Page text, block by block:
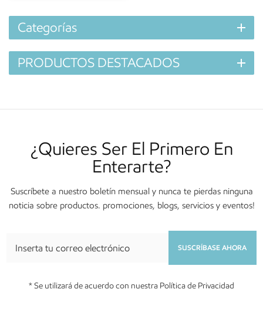
Categorías
PRODUCTOS DESTACADOS
¿Quieres Ser El Primero En
Enterarte?
Suscríbete a nuestro boletín mensual y nunca te pierdas ninguna
noticia sobre productos. promociones, blogs, servicios y eventos!
SUSCRÍBASE AHORA
* Se utilizará de acuerdo con nuestra Política de Privacidad